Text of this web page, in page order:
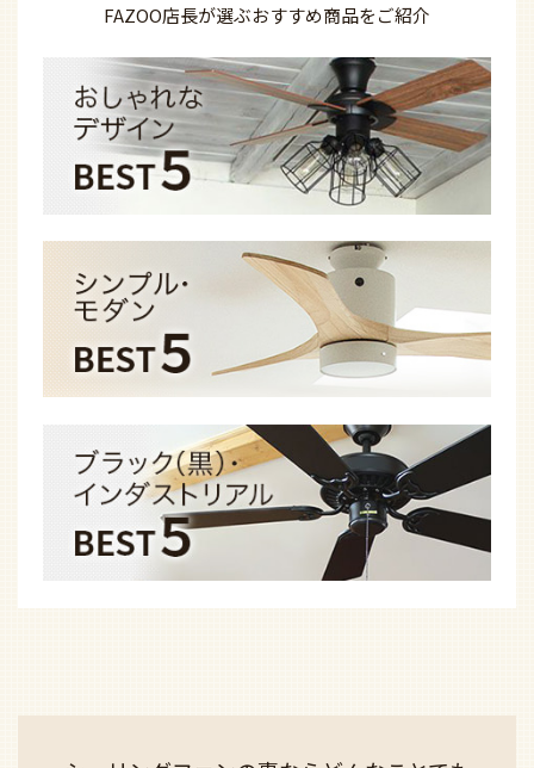
FAZOO店長が選ぶおすすめ商品をご紹介